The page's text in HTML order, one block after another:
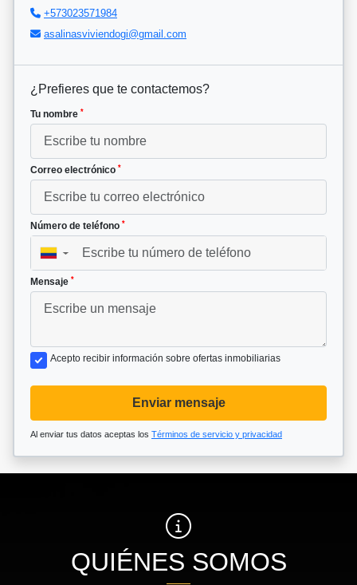
+573023571984
asalinasviviendogi@gmail.com
¿Prefieres que te contactemos?
Tu nombre *
Correo electrónico *
Número de teléfono *
▼
Mensaje *
Acepto recibir información sobre ofertas inmobiliarias
Enviar mensaje
Al enviar tus datos aceptas los Términos de servicio y privacidad
QUIÉNES SOMOS